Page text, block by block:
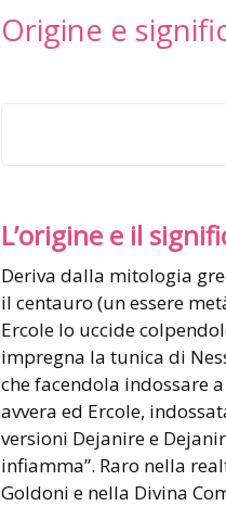
Origine e
L’origine e il
Deriva dalla mitologia greca: Deianira era la moglie di Ercole; di lei si innamora
il centauro (un essere
Ercole lo uccide
impregna la tunica di
che facendola indossare
avvera ed Ercole,
versioni Dejanire e
infiamma”. Raro nella
Goldoni e nella Divina